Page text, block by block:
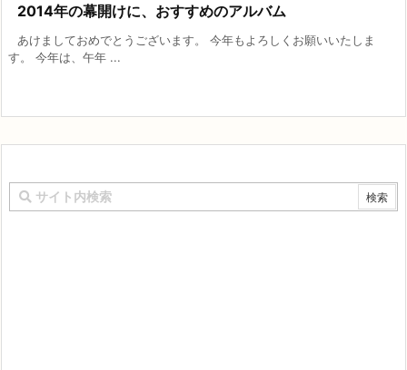
2014年の幕開けに、おすすめのアルバム
あけましておめでとうございます。 今年もよろしくお願いいたしま
す。 今年は、午年 ...